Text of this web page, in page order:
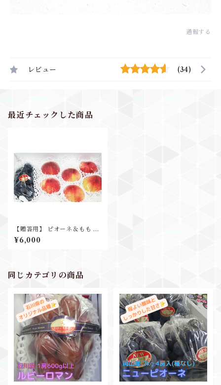
通報する
レビュー (34)
最近チェックした商品
【贈答用】 ピオーネ＆もも 2
種詰合せ お中元 ギフト プレ
ゼント
¥6,000
同じカテゴリの商品